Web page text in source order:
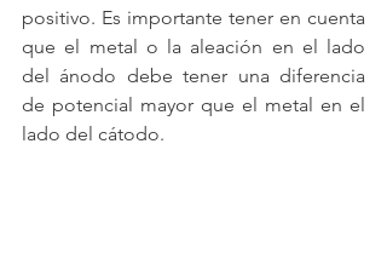
positivo. Es importante tener en cuenta
que el metal o la aleación en el lado
del ánodo debe tener una diferencia
de potencial mayor que el metal en el
lado del cátodo.